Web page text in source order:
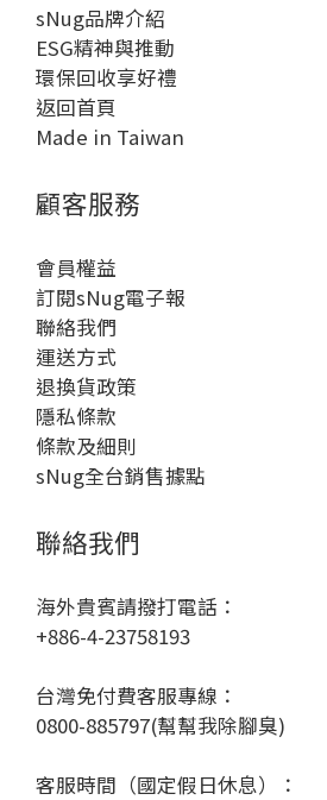
sNug品牌介紹
ESG精神與推動
環保回收享好禮
返回首頁
Made in Taiwan
顧客服務
會員權益
訂閱sNug電子報
聯絡我們
運送方式
退換貨政策
隱私條款
條款及細則
sNug全台銷售據點
聯絡我們
海外貴賓請撥打電話：
+886-4-23758193
台灣免付費客服專線：
0800-885797(幫幫我除腳臭)
客服時間（國定假日休息）：